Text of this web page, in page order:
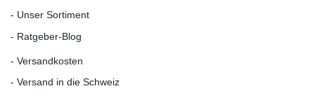
- Unser Sortiment
- Ratgeber-Blog
- Versandkosten
- Versand in die Schweiz